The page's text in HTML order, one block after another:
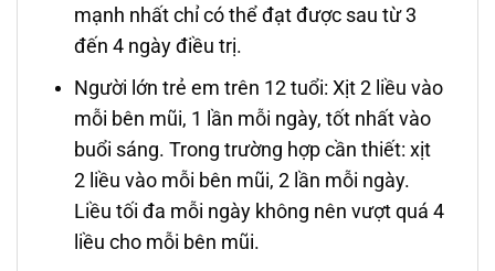
mạnh nhất chỉ có thể đạt được sau từ 3
đến 4 ngày điều trị.
Người lớn trẻ em trên 12 tuổi: Xịt 2 liều vào
mỗi bên mũi, 1 lần mỗi ngày, tốt nhất vào
buổi sáng. Trong trường hợp cần thiết: xịt
2 liều vào mỗi bên mũi, 2 lần mỗi ngày.
Liều tối đa mỗi ngày không nên vượt quá 4
liều cho mỗi bên mũi.